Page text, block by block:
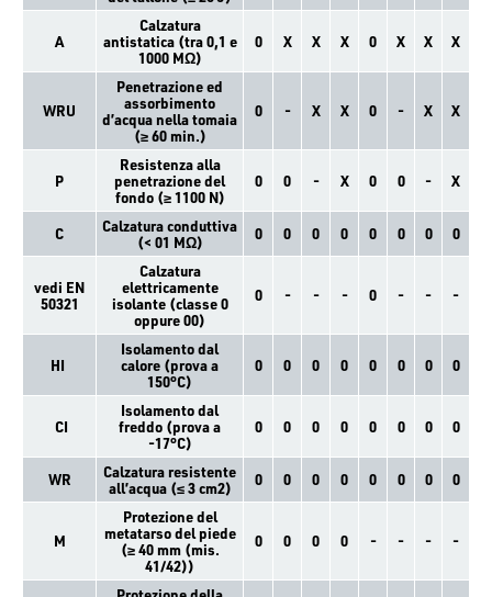
A
Calzatura
antistatica (tra 0,1 e
1000 MΩ)
0 X X X 0 X X X
WRU
Penetrazione ed
assorbimento
d’acqua nella tomaia
(≥ 60 min.)
0 - X X 0 - X X
P
Resistenza alla
penetrazione del
fondo (≥ 1100 N)
0 0 - X 0 0 - X
C
Calzatura conduttiva
(< 01 MΩ)
0 0 0 0 0 0 0 0
vedi EN
50321
Calzatura
elettricamente
isolante (classe 0
oppure 00)
0 - - - 0 - - -
HI
Isolamento dal
calore (prova a
150°C)
0 0 0 0 0 0 0 0
CI
Isolamento dal
freddo (prova a
-17°C)
0 0 0 0 0 0 0 0
WR
Calzatura resistente
all’acqua (≤ 3 cm2)
0 0 0 0 0 0 0 0
M
Protezione del
metatarso del piede
(≥ 40 mm (mis.
41/42))
0 0 0 0 - - - -